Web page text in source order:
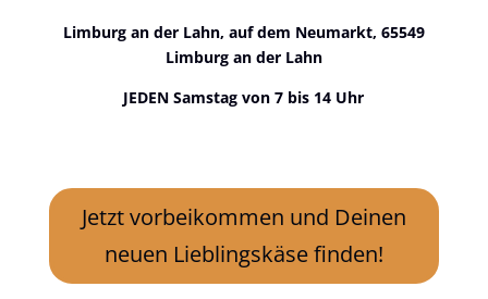
Limburg an der Lahn, auf dem Neumarkt, 65549
Limburg an der Lahn
JEDEN Samstag von 7 bis 14 Uhr
Jetzt vorbeikommen und Deinen
neuen Lieblingskäse finden!